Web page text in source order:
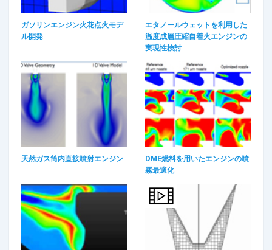
ガソリンエンジン火花点火モデ
ル開発​
エタノールウェットを利用した
温度成層圧縮自着火エンジンの
実現性検討​
天然ガス筒内直接噴射エンジン​
DME燃料を用いたエンジンの噴
霧最適化